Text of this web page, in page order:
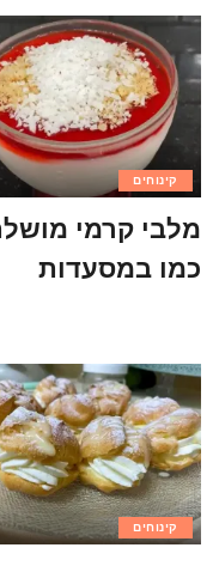
קינוחים
מלבי קרמי
כמו במסעדות
קינוחים